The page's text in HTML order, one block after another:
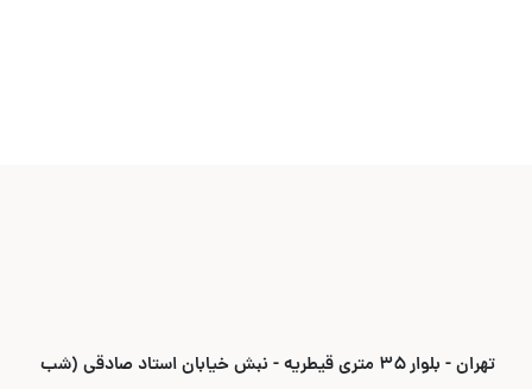
تهران - بلوار ۳۵ متری قیطریه - نبش خیابان استاد صادقی (شب